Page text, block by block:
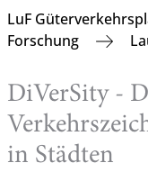
LuF
Forschung
DiVerSity -
in Städten